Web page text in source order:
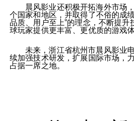
晨风影业还积极开拓海外市场
个国家和地区，并取得了不俗的成
品质、用户至上”的理念，不断提升
球玩家提供更丰富、更优质的游戏体
未来，浙江省杭州市晨风影业
续加强技术研发，扩展国际市场，
占据一席之地。